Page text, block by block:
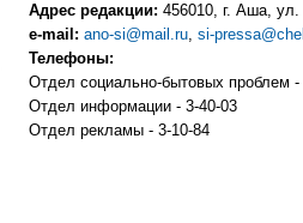
Адрес редакции: 456010, г. Аша,
e-mail: ano-si@mail.ru, si-
Телефоны:
Отдел социально-бытовых проблем -
Отдел информации - 3-40-03
Отдел рекламы - 3-10-84